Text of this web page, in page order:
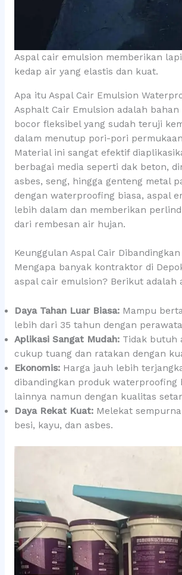
Aspal cair emulsion memberikan
kedap air yang elastis dan kuat.
Apa itu Aspal Cair Emulsion
Asphalt Cair Emulsion adalah
bocor fleksibel yang sudah teruji
dalam menutup pori-pori
Material ini sangat efektif
berbagai media seperti dak beton,
asbes, seng, hingga genteng metal
dengan waterproofing biasa, aspal
lebih dalam dan memberikan
dari rembesan air hujan.
Keunggulan Aspal Cair
Mengapa banyak kontraktor di
aspal cair emulsion? Berikut adalah
Daya Tahan Luar Biasa:Mampu
lebih dari 35 tahun dengan
Aplikasi Sangat Mudah:Tidak butuh
cukup tuang dan ratakan dengan
Ekonomis:Harga jauh lebih
dibandingkan produk waterproofing
lainnya namun dengan kualitas
Daya Rekat Kuat:Melekat
besi, kayu, dan asbes.